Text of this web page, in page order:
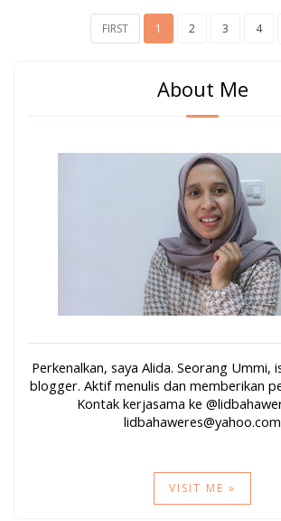
FIRST 1 2 3 4
About Me
Perkenalkan, saya Alida. Seorang Ummi,
blogger. Aktif menulis dan memberikan
Kontak kerjasama ke
lidbahaweres@yahoo.com
VISIT ME »